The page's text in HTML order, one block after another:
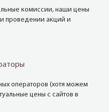
комиссии, наши цены
проведении акций и
операторов (хотя можем
цены с сайтов в